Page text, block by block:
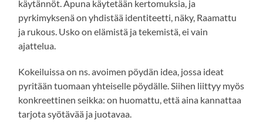
käytännöt. Apuna käytetään kertomuksia, ja
pyrkimyksenä on yhdistää identiteetti, näky, Raamattu
ja rukous. Usko on elämistä ja tekemistä, ei vain
ajattelua.
Kokeiluissa on ns. avoimen pöydän idea, jossa ideat
pyritään tuomaan yhteiselle pöydälle. Siihen liittyy myös
konkreettinen seikka: on huomattu, että aina kannattaa
tarjota syötävää ja juotavaa.